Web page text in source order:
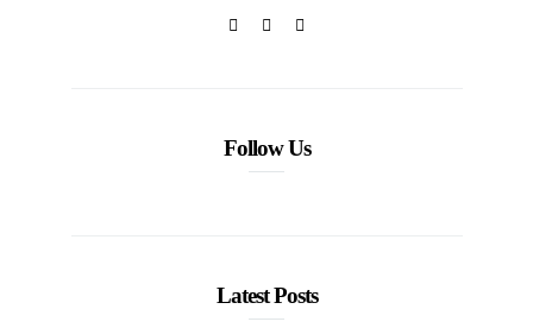
Follow Us
Latest Posts